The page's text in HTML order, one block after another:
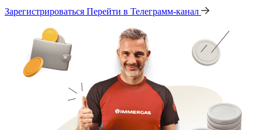
Зарегистрироваться Перейти в Телеграмм-канал